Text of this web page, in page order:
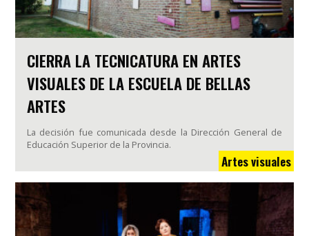
CIERRA LA TECNICATURA EN ARTES
VISUALES DE LA ESCUELA DE BELLAS
ARTES
La decisión fue comunicada desde la Dirección General de
Educación Superior de la Provincia.
Artes visuales